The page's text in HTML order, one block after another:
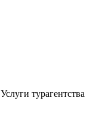
Услуги турагентства